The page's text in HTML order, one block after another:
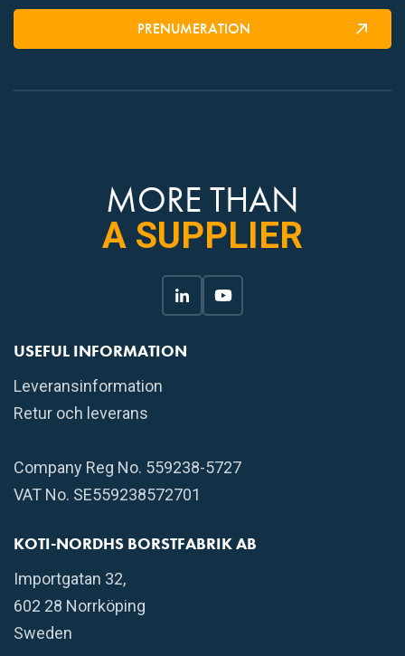
PRENUMERATION
MORE THAN
A SUPPLIER
USEFUL INFORMATION
Leveransinformation
Retur och leverans
Company Reg No. 559238-5727
VAT No. SE559238572701
KOTI-NORDHS BORSTFABRIK AB
Importgatan 32,
602 28 Norrköping
Sweden